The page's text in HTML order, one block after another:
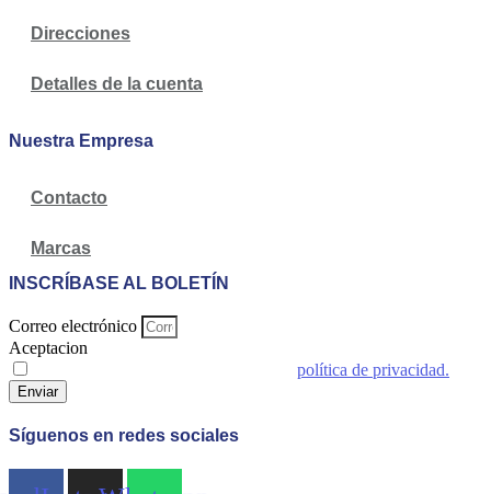
Direcciones
Detalles de la cuenta
Nuestra Empresa
Contacto
Marcas
INSCRÍBASE AL BOLETÍN
Correo electrónico
Aceptacion
política de privacidad.
Enviar
Síguenos en redes sociales